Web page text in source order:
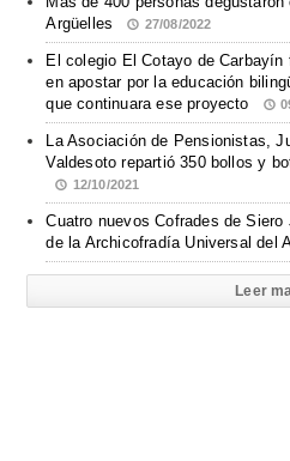
Argüelles
27/08/2022
El colegio El Cotayo de
en apostar por la educación
que continuara ese proyecto
La Asociación de Pensionistas,
Valdesoto repartió 350 bollos y
12/10/2021
Cuatro nuevos Cofrades de
de la Archicofradía Universal del
Leer